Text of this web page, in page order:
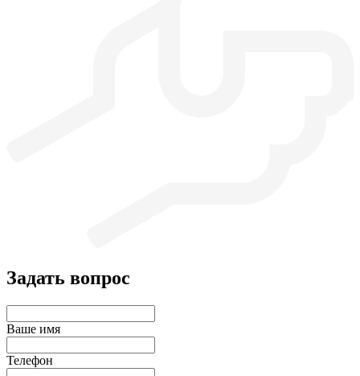
Задать вопрос
Ваше имя
Телефон